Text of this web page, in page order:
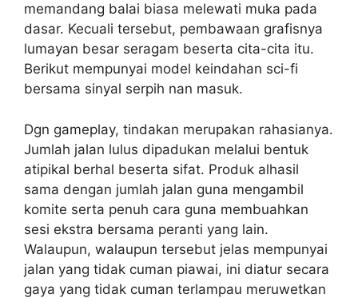
memandang balai biasa melewati muka pada
dasar. Kecuali tersebut, pembawaan grafisnya
lumayan besar seragam beserta cita-cita itu.
Berikut mempunyai model keindahan sci-fi
bersama sinyal serpih nan masuk.
Dgn gameplay, tindakan merupakan rahasianya.
Jumlah jalan lulus dipadukan melalui bentuk
atipikal berhal beserta sifat. Produk alhasil
sama dengan jumlah jalan guna mengambil
komite serta penuh cara guna membuahkan
sesi ekstra bersama peranti yang lain.
Walaupun, walaupun tersebut jelas mempunyai
jalan yang tidak cuman piawai, ini diatur secara
gaya yang tidak cuman terlampau meruwetkan